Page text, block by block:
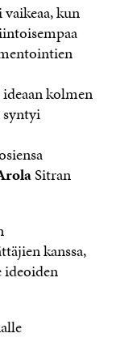
kun
kolmen
syntyi
Sitran
kanssa,
ideoiden